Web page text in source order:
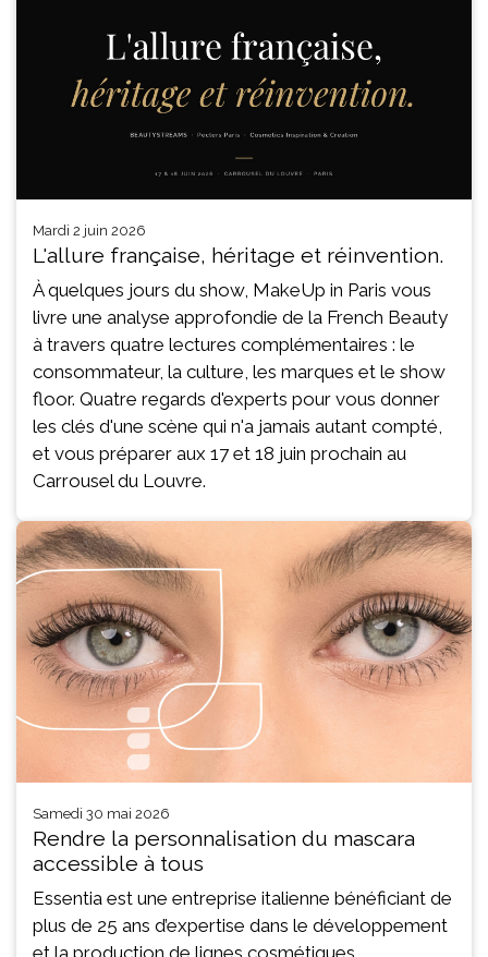
mardi 2 juin 2026
L'allure française, héritage et réinvention.
À quelques jours du show, MakeUp in Paris vous
livre une analyse approfondie de la French Beauty
à travers quatre lectures complémentaires : le
consommateur, la culture, les marques et le show
floor. Quatre regards d'experts pour vous donner
les clés d'une scène qui n'a jamais autant compté,
et vous préparer aux 17 et 18 juin prochain au
Carrousel du Louvre.
samedi 30 mai 2026
Rendre la personnalisation du mascara
accessible à tous
Essentia est une entreprise italienne bénéficiant de
plus de 25 ans d’expertise dans le développement